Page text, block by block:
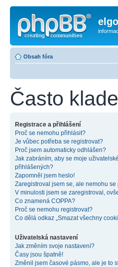
Obsah fóra
Často
Registrace a přihlášení
Proč se nemohu přihlásit?
Je vůbec potřeba se registrovat?
Proč jsem automaticky odhlášen?
Jak zabráním, aby se moje
přihlášených?
Zapomněl jsem heslo!
Zaregistroval jsem se, ale nemohu se
V minulosti jsem se zaregistroval,
Co znamená COPPA?
Proč se nemohu registrovat?
Co dělá odkaz „Smazat všechny
Uživatelská nastavení
Jak změním svoje nastavení?
Časy jsou špatně!
Změnil jsem časové pásmo, ale je to